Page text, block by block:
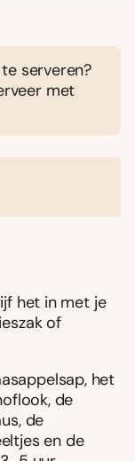
serveren?
met
het in met je
of
het
de
de
en de